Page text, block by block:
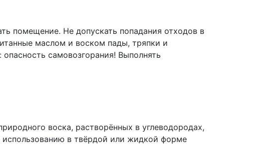
помещение. Не допускать попадания отходов в
маслом и воском пады, тряпки и
самовозгорания! Выполнять
воска, растворённых в углеводородах,
в твёрдой или жидкой форме